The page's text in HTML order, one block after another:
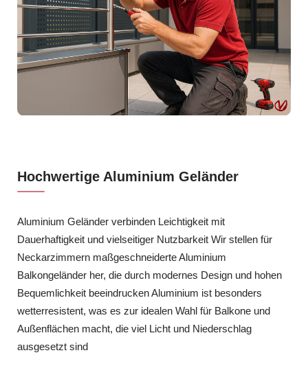
Hochwertige Aluminium Geländer
Aluminium Geländer verbinden Leichtigkeit mit
Dauerhaftigkeit und vielseitiger Nutzbarkeit Wir stellen für
Neckarzimmern maßgeschneiderte Aluminium
Balkongeländer her, die durch modernes Design und hohen
Bequemlichkeit beeindrucken Aluminium ist besonders
wetterresistent, was es zur idealen Wahl für Balkone und
Außenflächen macht, die viel Licht und Niederschlag
ausgesetzt sind